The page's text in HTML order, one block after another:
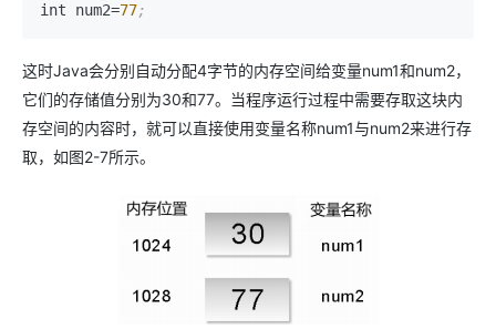
int num2=77;
这时Java会分别自动分配4字节的内存空间给变量num1和num2，
它们的存储值分别为30和77。当程序运行过程中需要存取这块内
存空间的内容时，就可以直接使用变量名称num1与num2来进行存
取，如图2-7所示。